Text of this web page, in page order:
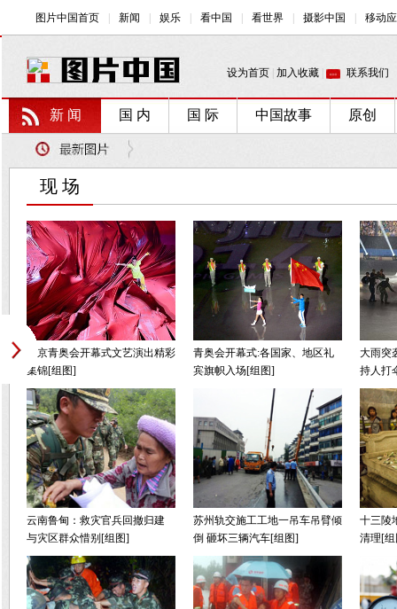
新 闻 国 内 国 际 中国故事 原创
现 场
南京青奥会开幕式文艺演出精彩
集锦[组图]
青奥会开幕式:各国家、地区礼
宾旗帜入场[组图]
大雨突
持人打
云南鲁甸：救灾官兵回撤归建
与灾区群众惜别[组图]
苏州轨交施工工地一吊车吊臂倾
倒 砸坏三辆汽车[组图]
十三陵
清理[